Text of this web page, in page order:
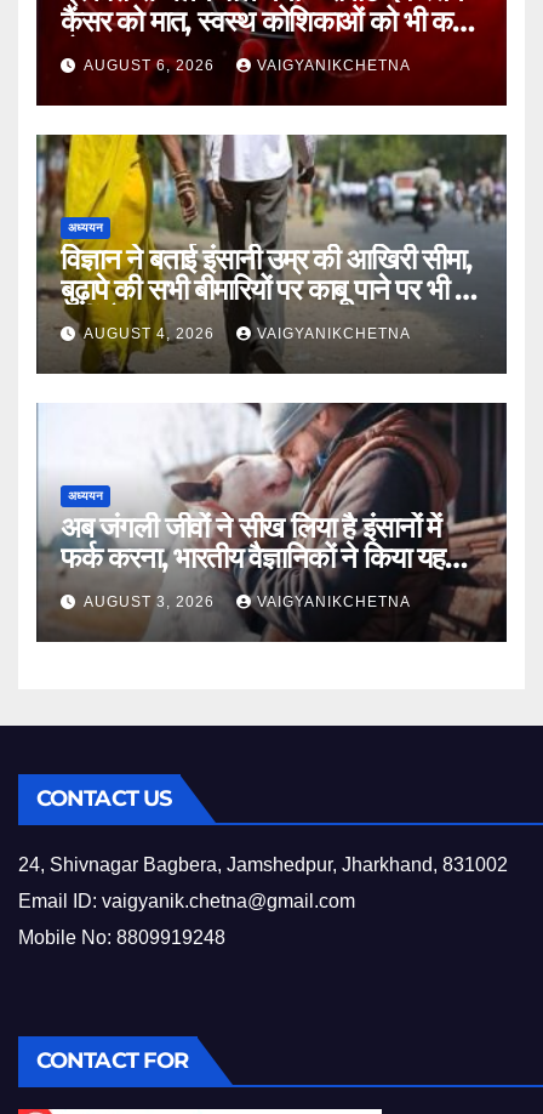
कैंसर को मात, स्वस्थ कोशिकाओं को भी कम
होगा नुकसान
AUGUST 6, 2026 VAIGYANIKCHETNA
अध्ययन
विज्ञान ने बताई इंसानी उम्र की आखिरी सीमा,
बुढ़ापे की सभी बीमारियों पर काबू पाने पर भी वह
नहीं होगा ‘अमर’
AUGUST 4, 2026 VAIGYANIKCHETNA
अध्ययन
अब जंगली जीवों ने सीख लिया है इंसानों में
फर्क करना, भारतीय वैज्ञानिकों ने किया यह
खुलासा
AUGUST 3, 2026 VAIGYANIKCHETNA
CONTACT US
24, Shivnagar Bagbera, Jamshedpur, Jharkhand, 831002
Email ID: vaigyanik.chetna@gmail.com
Mobile No: 8809919248
CONTACT FOR